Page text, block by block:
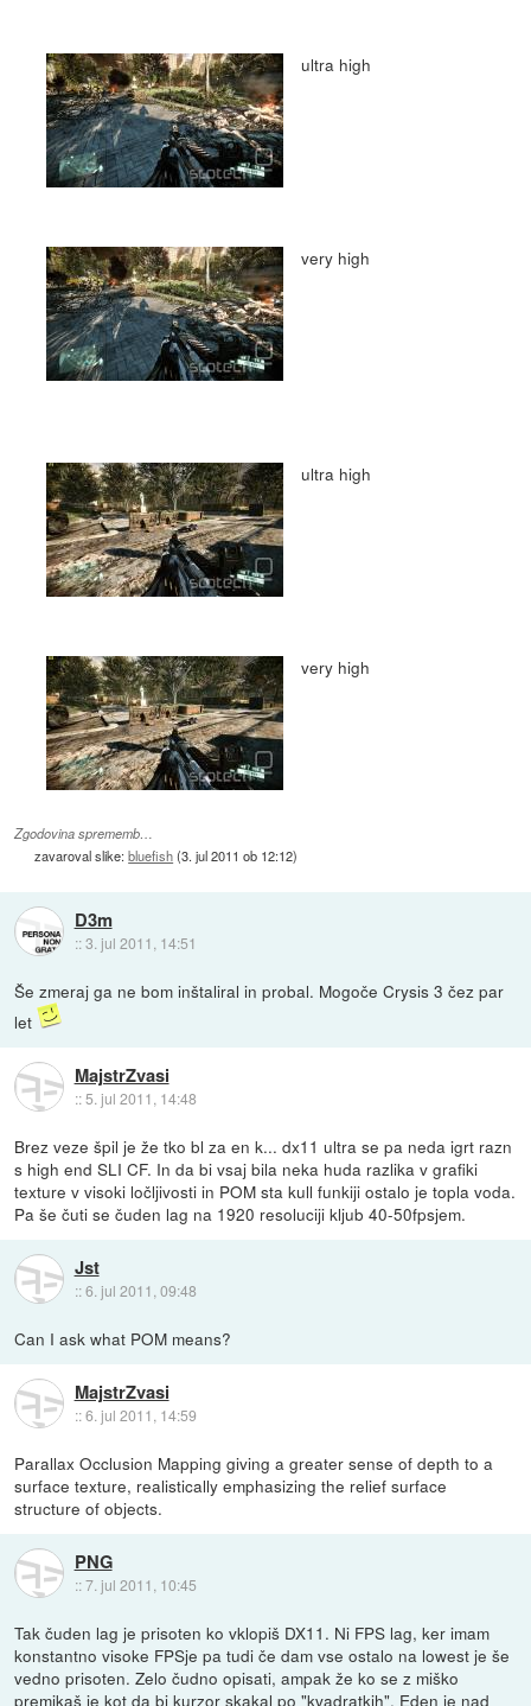
ultra high
very high
ultra high
very high
Zgodovina sprememb…
zavaroval slike:bluefish(3. jul 2011 ob 12:12)
D3m
::3. jul 2011, 14:51
Še zmeraj ga ne bom inštaliral in probal. Mogoče Crysis 3 čez par
let
MajstrZvasi
::5. jul 2011, 14:48
Brez veze špil je že tko bl za en k... dx11 ultra se pa neda igrt razn
s high end SLI CF. In da bi vsaj bila neka huda razlika v grafiki
texture v visoki ločljivosti in POM sta kull funkiji ostalo je topla voda.
Pa še čuti se čuden lag na 1920 resoluciji kljub 40-50fpsjem.
Jst
::6. jul 2011, 09:48
Can I ask what POM means?
MajstrZvasi
::6. jul 2011, 14:59
Parallax Occlusion Mapping giving a greater sense of depth to a
surface texture, realistically emphasizing the relief surface
structure of objects.
PNG
::7. jul 2011, 10:45
Tak čuden lag je prisoten ko vklopiš DX11. Ni FPS lag, ker imam
konstantno visoke FPSje pa tudi če dam vse ostalo na lowest je še
vedno prisoten. Zelo čudno opisati, ampak že ko se z miško
premikaš je kot da bi kurzor skakal po "kvadratkih". Eden je nad